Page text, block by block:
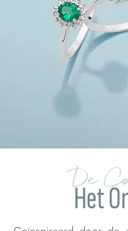
De
Het